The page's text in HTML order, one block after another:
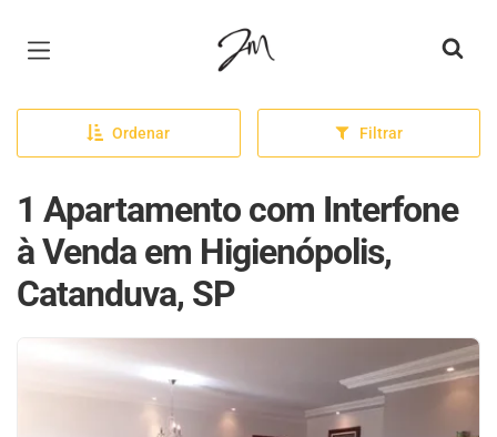
Página inicial
Ordenar Filtrar
1 Apartamento com Interfone
à Venda em Higienópolis,
Catanduva, SP